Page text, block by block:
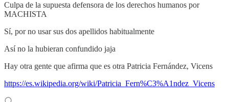
Culpa de la supuesta defensora de los derechos humanos por
MACHISTA
Sí, por no usar sus dos apellidos habitualmente
Así no la hubieran confundido jaja
Hay otra gente que afirma que es otra Patricia Fernández, Vicens
https://es.wikipedia.org/wiki/Patricia_Fern%C3%A1ndez_Vicens